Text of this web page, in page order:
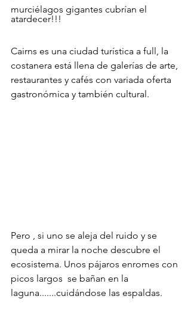
murciélagos gigantes cubrían el
atardecer!!!
Cairns es una ciudad turística a full, la
costanera está llena de galerías de arte,
restaurantes y cafés con variada oferta
gastronómica y también cultural.
Pero , si uno se aleja del ruido y se
queda a mirar la noche descubre el
ecosistema. Unos pájaros enromes con
picos largos  se bañan en la
laguna.......cuidándose las espaldas.